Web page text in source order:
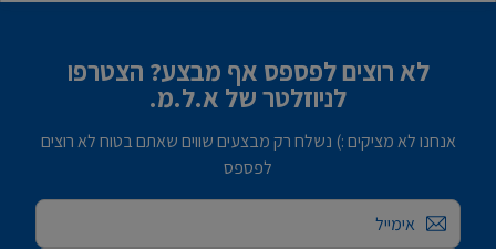
לא רוצים לפספס אף מבצע? הצטרפו
לניוזלטר של א.ל.מ.
אנחנו לא מציקים :) נשלח רק מבצעים שווים שאתם בטוח לא רוצים
לפספס
אימייל